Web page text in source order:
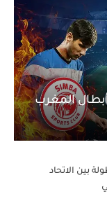
المغرب
بين الاتحاد